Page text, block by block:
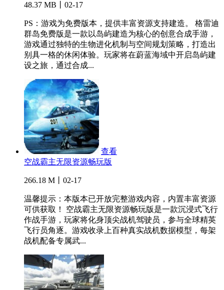
48.37 MB丨02-17
PS：游戏为免费版本，提供丰富资源支持建造。 格雷迪
群岛免费版是一款以岛屿建造为核心的创意合成手游，
游戏通过独特的生物进化机制与空间规划策略，打造出
别具一格的休闲体验。玩家将在蔚蓝海域中开启岛屿建
设之旅，通过合成...
查看
空战霸主无限资源畅玩版
266.18 M丨02-17
温馨提示：本版本已开放完整游戏内容，内置丰富资源
可供获取！ 空战霸主无限资源畅玩版是一款沉浸式飞行
作战手游，玩家将化身顶尖战机驾驶员，参与全球精英
飞行员角逐。游戏收录上百种真实战机数据模型，每架
战机配备专属武...